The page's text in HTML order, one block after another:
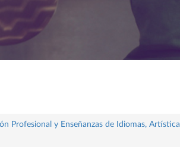
Profesional y Enseñanzas de Idiomas,